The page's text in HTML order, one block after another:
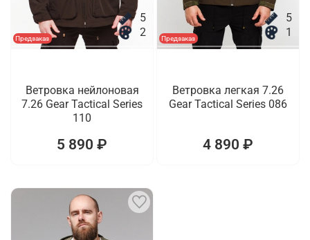
Предзаказ
5
2
Ветровка нейлоновая
7.26 Gear Tactical Series
110
5 890 ₽
Предзаказ
5
1
Ветровка легкая 7.26
Gear Tactical Series 086
4 890 ₽